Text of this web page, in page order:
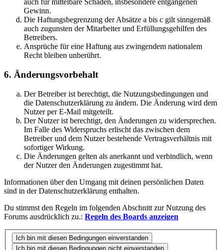
auch für mittelbare Schäden, insbesondere entgangenen
Gewinn.
Die Haftungsbegrenzung der Absätze a bis c gilt sinngemäß
auch zugunsten der Mitarbeiter und Erfüllungsgehilfen des
Betreibers.
Ansprüche für eine Haftung aus zwingendem nationalem
Recht bleiben unberührt.
6. Änderungsvorbehalt
Der Betreiber ist berechtigt, die Nutzungsbedingungen und
die Datenschutzerklärung zu ändern. Die Änderung wird dem
Nutzer per E-Mail mitgeteilt.
Der Nutzer ist berechtigt, den Änderungen zu widersprechen.
Im Falle des Widerspruchs erlischt das zwischen dem
Betreiber und dem Nutzer bestehende Vertragsverhältnis mit
sofortiger Wirkung.
Die Änderungen gelten als anerkannt und verbindlich, wenn
der Nutzer den Änderungen zugestimmt hat.
Informationen über den Umgang mit deinen persönlichen Daten
sind in der Datenschutzerklärung enthalten.
Du stimmst den Regeln im folgenden Abschnitt zur Nutzung des
Forums ausdrücklich zu.: Regeln des Boards anzeigen